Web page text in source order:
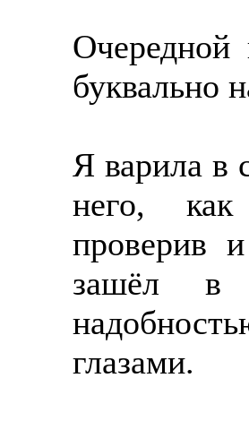
Очередной
буквально
Я варила в
него,
проверив
зашёл в
глазами.